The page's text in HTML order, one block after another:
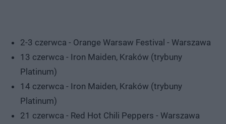
2-3 czerwca - Orange Warsaw Festival - Warszawa
13 czerwca - Iron Maiden, Kraków (trybuny
Platinum)
14 czerwca - Iron Maiden, Kraków (trybuny
Platinum)
21 czerwca - Red Hot Chili Peppers - Warszawa